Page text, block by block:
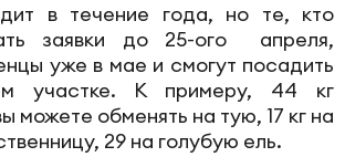
в течение года, но те, кто
заявки до 25-ого апреля,
уже в мае и смогут посадить
участке. К примеру, 44 кг
можете обменять на тую, 17 кг на
29 на голубую ель.